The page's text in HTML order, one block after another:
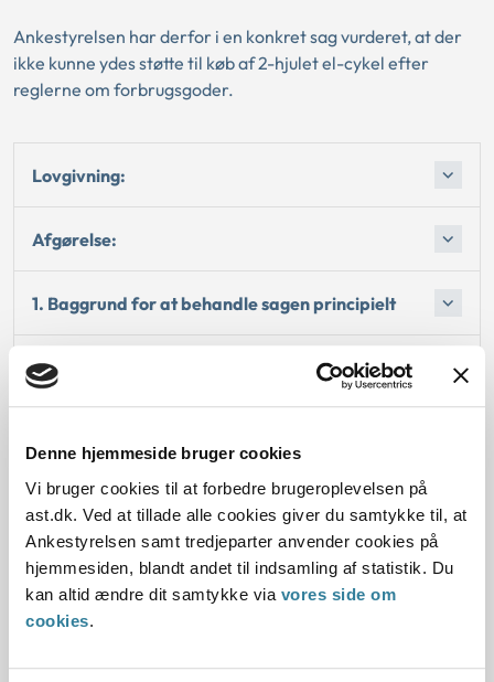
Denne hjemmeside bruger cookies
Vi bruger cookies til at forbedre brugeroplevelsen på
ast.dk. Ved at tillade alle cookies giver du samtykke til, at
Ankestyrelsen samt tredjeparter anvender cookies på
hjemmesiden, blandt andet til indsamling af statistik. Du
kan altid ændre dit samtykke via vores side om
cookies.
Ankestyrelsen har derfor i en konkret sag vurderet, at der
ikke kunne ydes støtte til køb af 2-hjulet el-cykel efter
reglerne om forbrugsgoder.
Lovgivning:
Afgørelse:
1. Baggrund for at behandle sagen principielt
2. Reglerne
Begrundelse for afgørelsen
Dato for underskrift
06.07.2016